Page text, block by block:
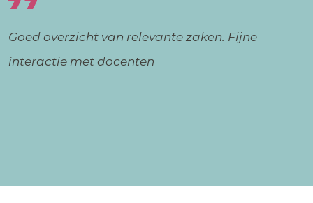
Goed overzicht van relevante zaken. Fijne
interactie met docenten